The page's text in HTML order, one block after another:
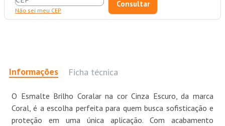
Não sei meu CEP
Informações Ficha técnica
O Esmalte Brilho Coralar na cor Cinza Escuro, da marca
Coral, é a escolha perfeita para quem busca sofisticação e
proteção em uma única aplicação. Com acabamento